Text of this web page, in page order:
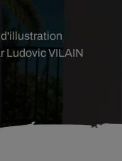
Ludovic VILAIN